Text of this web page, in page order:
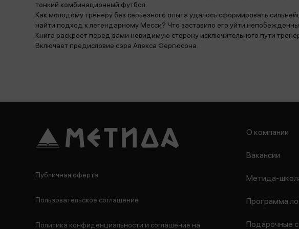
тонкий комбинационный футбол.
Как молодому тренеру без серьезного опыта удалось сформировать
найти подход к легендарному Месси? Что заставило его уйти
Книга раскроет перед вами невидимую сторону исключительного пути
Включает предисловие сэра Алекса Фергюсона.
О компании
Вакансии
Метида-
Программа
Подарочные
Публичная оферта
Пользовательское соглашение
Политика конфиденциальности и соглашение на